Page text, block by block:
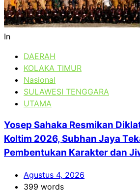
In
DAERAH
KOLAKA TIMUR
Nasional
SULAWESI TENGGARA
UTAMA
Yosep Sahaka Resmikan
Koltim 2026, Subhan Jaya
Pembentukan Karakter dan
Agustus 4, 2026
399 words